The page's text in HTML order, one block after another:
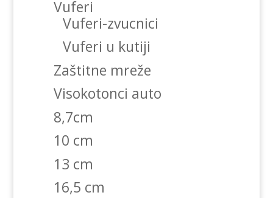
Vuferi
Vuferi-zvucnici
Vuferi u kutiji
Zaštitne mreže
Visokotonci auto
8,7cm
10 cm
13 cm
16,5 cm